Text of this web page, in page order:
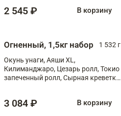
XL, запеч. ролл Крабик Хот
2 545 ₽ В корзину
Огненный, 1,5кг набор
1 532 г
Окунь унаги, Аяши XL,
Килиманджаро, Цезарь ролл, Токио
запеченный ролл, Сырная креветка
3 084 ₽ В корзину